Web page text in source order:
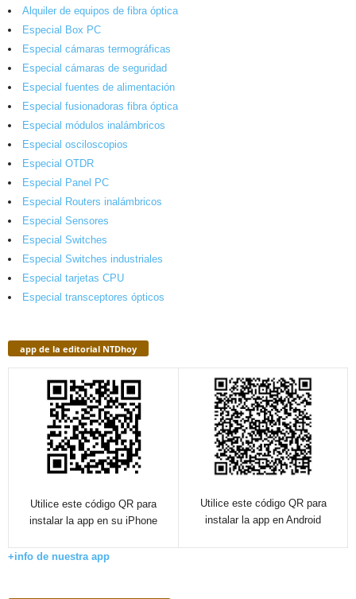
Alquiler de equipos de fibra óptica
Especial Box PC
Especial cámaras termográficas
Especial cámaras de seguridad
Especial fuentes de alimentación
Especial fusionadoras fibra óptica
Especial módulos inalámbricos
Especial osciloscopios
Especial OTDR
Especial Panel PC
Especial Routers inalámbricos
Especial Sensores
Especial Switches
Especial Switches industriales
Especial tarjetas CPU
Especial transceptores ópticos
app de la editorial NTDhoy
Utilice este código QR para
instalar la app en su iPhone
Utilice este código QR para
instalar la app en Android
+info de nuestra app